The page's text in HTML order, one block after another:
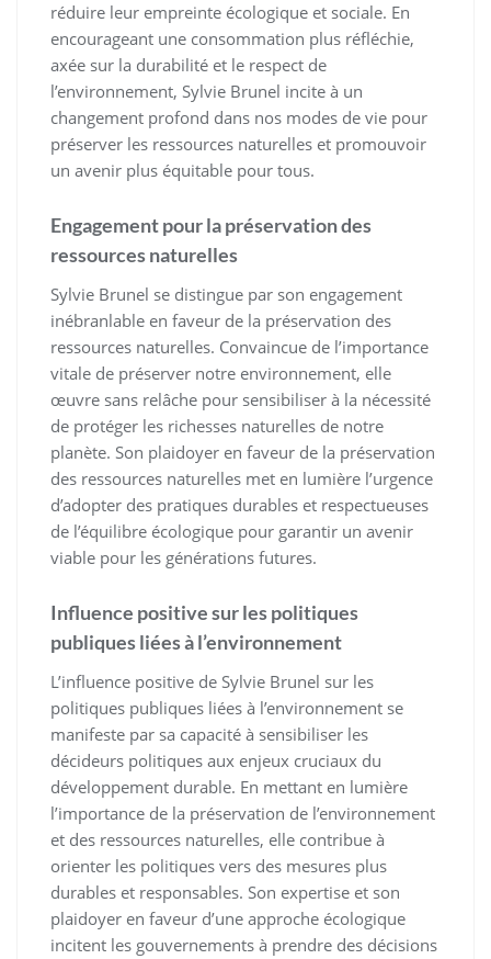
réduire leur empreinte écologique et sociale. En
encourageant une consommation plus réfléchie,
axée sur la durabilité et le respect de
l’environnement, Sylvie Brunel incite à un
changement profond dans nos modes de vie pour
préserver les ressources naturelles et promouvoir
un avenir plus équitable pour tous.
Engagement pour la préservation des
ressources naturelles
Sylvie Brunel se distingue par son engagement
inébranlable en faveur de la préservation des
ressources naturelles. Convaincue de l’importance
vitale de préserver notre environnement, elle
œuvre sans relâche pour sensibiliser à la nécessité
de protéger les richesses naturelles de notre
planète. Son plaidoyer en faveur de la préservation
des ressources naturelles met en lumière l’urgence
d’adopter des pratiques durables et respectueuses
de l’équilibre écologique pour garantir un avenir
viable pour les générations futures.
Influence positive sur les politiques
publiques liées à l’environnement
L’influence positive de Sylvie Brunel sur les
politiques publiques liées à l’environnement se
manifeste par sa capacité à sensibiliser les
décideurs politiques aux enjeux cruciaux du
développement durable. En mettant en lumière
l’importance de la préservation de l’environnement
et des ressources naturelles, elle contribue à
orienter les politiques vers des mesures plus
durables et responsables. Son expertise et son
plaidoyer en faveur d’une approche écologique
incitent les gouvernements à prendre des décisions